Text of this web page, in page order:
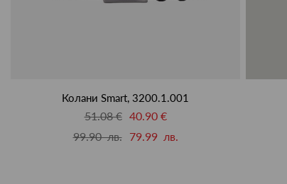
Колани Smart, 3200.1.001
51.08 € 40.90 €
99.90 лв.
79.99 лв.